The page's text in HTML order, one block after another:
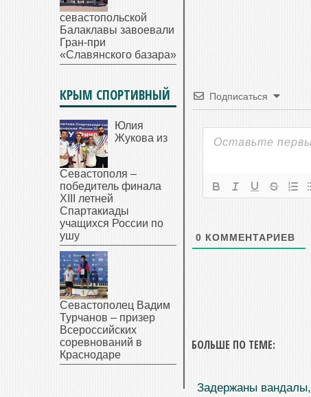
Подписаться
0 КОММЕНТАРИЕВ
БОЛЬШЕ ПО ТЕМЕ:
Задержаны вандалы,
севастопольской
Балаклавы завоевали
Гран-при
«Славянского базара»
КРЫМ СПОРТИВНЫЙ
Юлия
Жукова из
Севастополя –
победитель финала
XIII летней
Спартакиады
учащихся России по
ушу
Севастополец Вадим
Турчанов – призер
Всероссийских
соревнований в
Краснодаре